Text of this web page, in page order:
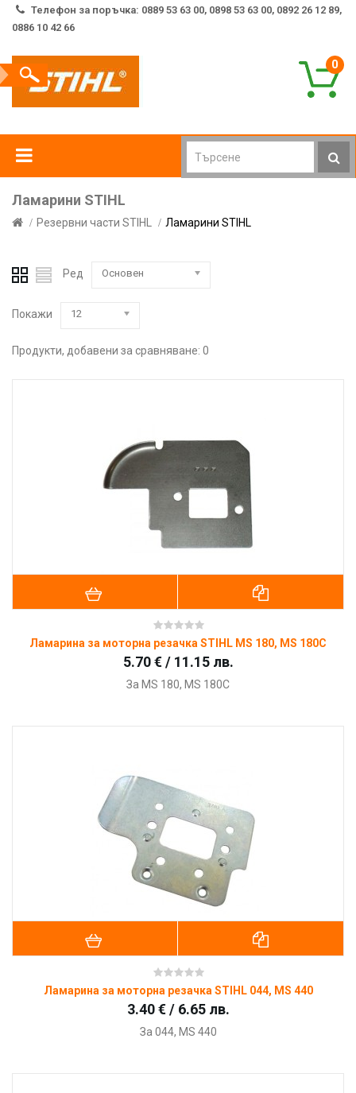
Телефон за поръчка: 0889 53 63 00, 0898 53 63 00, 0892 26 12 89,
0886 10 42 66
0
Ламарини STIHL
Резервни части STIHL Ламарини STIHL
Ред Основен
Покажи 12
Продукти, добавени за сравняване: 0
Ламарина за моторна резачка STIHL MS 180, MS 180C
5.70 € / 11.15 лв.
За MS 180, MS 180C
Ламарина за моторна резачка STIHL 044, MS 440
3.40 € / 6.65 лв.
За 044, MS 440